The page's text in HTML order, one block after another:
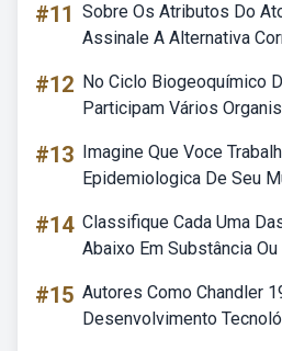
#11 Sobre Os Atributos Do
Assinale A Alternativa
#12 No Ciclo Biogeoquímico
Participam Vários
#13 Imagine Que Voce
Epidemiologica De Seu
#14 Classifique Cada Uma
Abaixo Em Substância
#15 Autores Como Chandler
Desenvolvimento